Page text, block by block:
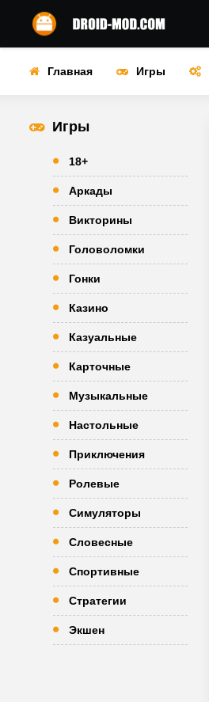
Главная Игры
Игры
18+
Аркады
Викторины
Головоломки
Гонки
Казино
Казуальные
Карточные
Музыкальные
Настольные
Приключения
Ролевые
Симуляторы
Словесные
Спортивные
Стратегии
Экшен